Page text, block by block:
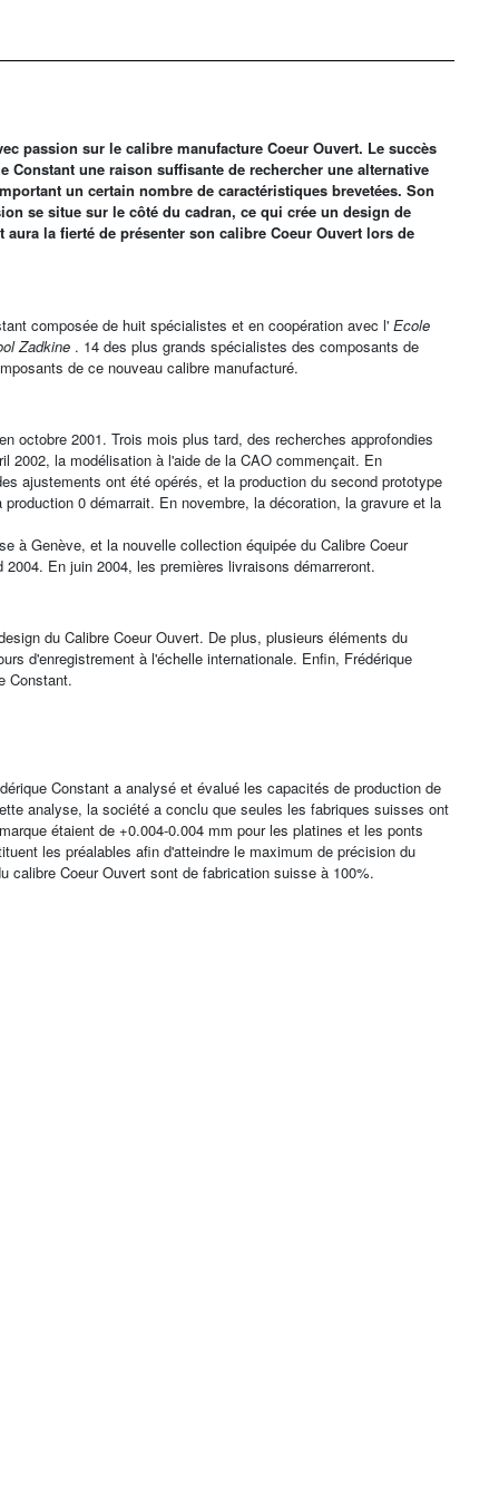
passion sur le calibre manufacture Coeur Ouvert. Le succès
Constant une raison suffisante de rechercher une alternative
un certain nombre de caractéristiques brevetées. Son
se situe sur le côté du cadran, ce qui crée un design de
la fierté de présenter son calibre Coeur Ouvert lors de
composée de huit spécialistes et en coopération avec l' Ecole
Zadkine . 14 des plus grands spécialistes des composants de
de ce nouveau calibre manufacturé.
octobre 2001. Trois mois plus tard, des recherches approfondies
la modélisation à l'aide de la CAO commençait. En
ajustements ont été opérés, et la production du second prototype
0 démarrait. En novembre, la décoration, la gravure et la
à Genève, et la nouvelle collection équipée du Calibre Coeur
En juin 2004, les premières livraisons démarreront.
du Calibre Coeur Ouvert. De plus, plusieurs éléments du
d'enregistrement à l'échelle internationale. Enfin, Frédérique
Constant.
Constant a analysé et évalué les capacités de production de
analyse, la société a conclu que seules les fabriques suisses ont
étaient de +0.004-0.004 mm pour les platines et les ponts
les préalables afin d'atteindre le maximum de précision du
Coeur Ouvert sont de fabrication suisse à 100%.